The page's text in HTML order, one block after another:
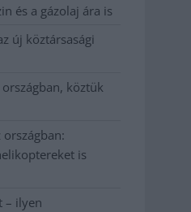
és a gázolaj ára is
új köztársasági
köztük
is
– ilyen